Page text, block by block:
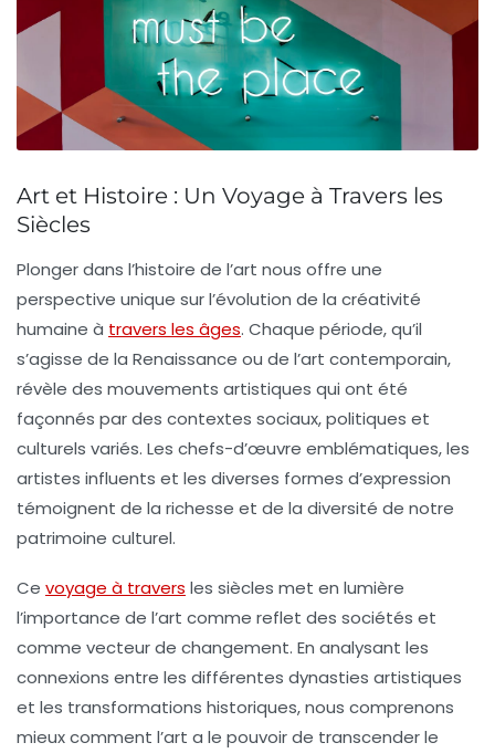
Art et Histoire : Un Voyage à Travers les
Siècles
Plonger dans l’histoire de l’art nous offre une
perspective unique sur l’évolution de la créativité
humaine à travers les âges. Chaque période, qu’il
s’agisse de la Renaissance ou de l’art contemporain,
révèle des mouvements artistiques qui ont été
façonnés par des contextes sociaux, politiques et
culturels variés. Les chefs-d’œuvre emblématiques, les
artistes influents et les diverses formes d’expression
témoignent de la richesse et de la diversité de notre
patrimoine culturel.
Ce voyage à travers les siècles met en lumière
l’importance de l’art comme reflet des sociétés et
comme vecteur de changement. En analysant les
connexions entre les différentes dynasties artistiques
et les transformations historiques, nous comprenons
mieux comment l’art a le pouvoir de transcender le